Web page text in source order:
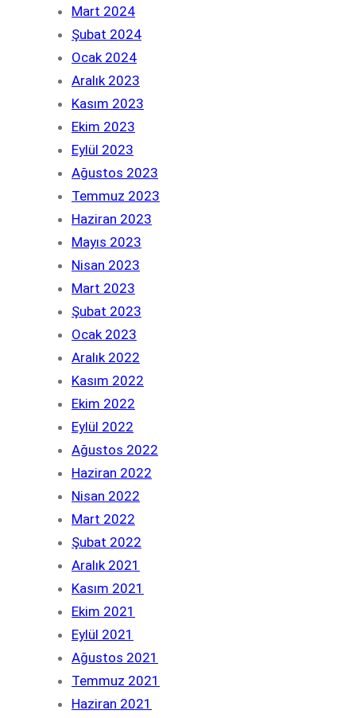
Mart 2024
Şubat 2024
Ocak 2024
Aralık 2023
Kasım 2023
Ekim 2023
Eylül 2023
Ağustos 2023
Temmuz 2023
Haziran 2023
Mayıs 2023
Nisan 2023
Mart 2023
Şubat 2023
Ocak 2023
Aralık 2022
Kasım 2022
Ekim 2022
Eylül 2022
Ağustos 2022
Haziran 2022
Nisan 2022
Mart 2022
Şubat 2022
Aralık 2021
Kasım 2021
Ekim 2021
Eylül 2021
Ağustos 2021
Temmuz 2021
Haziran 2021